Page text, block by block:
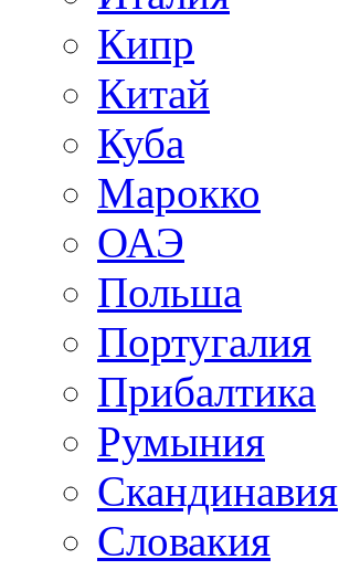
Кипр
Китай
Куба
Марокко
ОАЭ
Польша
Португалия
Прибалтика
Румыния
Скандинавия
Словакия